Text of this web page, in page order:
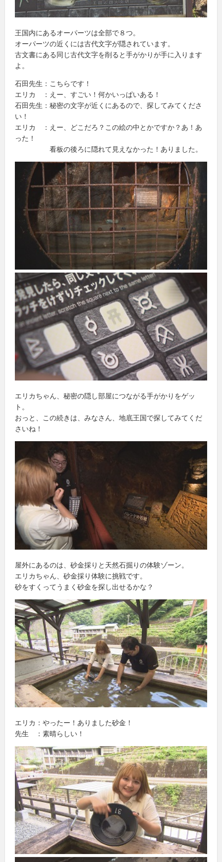
王国内にあるオーパーツは全部で８つ。
オーパーツの近くには古代文字が隠されています。
古文書にある同じ古代文字を削ると手がかりが手に入ります
よ。
石田先生：こちらです！
エリカ ：えー、すごい！何かいっぱいある！
石田先生：秘密の文字が近くにあるので、探してみてくださ
い！
エリカ ：えー、どこだろ？この絵の中とかですか？あ！あ
った！
看板の後ろに隠れて見えなかった！ありました。
エリカちゃん、秘密の隠し部屋につながる手がかりをゲッ
ト。
おっと、この続きは、みなさん、地底王国で探してみてくだ
さいね！
屋外にあるのは、砂金採りと天然石掘りの体験ゾーン。
エリカちゃん、砂金採り体験に挑戦です。
砂をすくってうまく砂金を探し出せるかな？
エリカ：やったー！ありました砂金！
先生 ：素晴らしい！